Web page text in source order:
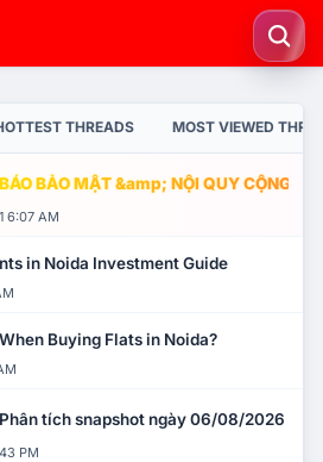
THREADS MOST VIEWED
BẢO MẬT &amp; NỘI QUY CỘNG
6:07 AM
in Noida Investment Guide
Buying Flats in Noida?
tích snapshot ngày 06/08/2026
PM